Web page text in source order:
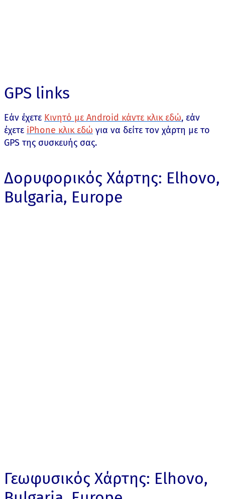
GPS links
Εάν έχετε Κινητό με Android κάντε κλικ εδώ, εάν
έχετε iPhone κλικ εδώ για να δείτε τον χάρτη με το
GPS της συσκευής σας.
Δορυφορικός Χάρτης: Elhovo,
Bulgaria, Europe
Γεωφυσικός Χάρτης: Elhovo,